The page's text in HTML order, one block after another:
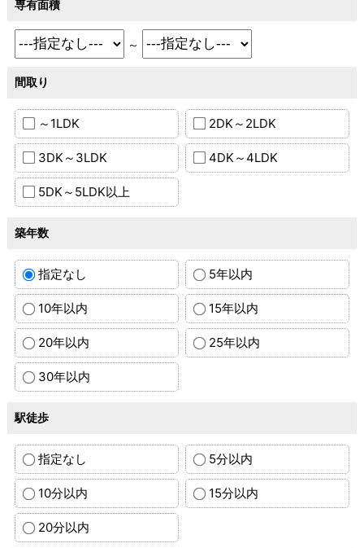
専有面積
～
間取り
～1LDK 2DK～2LDK
3DK～3LDK 4DK～4LDK
5DK～5LDK以上
築年数
指定なし 5年以内
10年以内 15年以内
20年以内 25年以内
30年以内
駅徒歩
指定なし 5分以内
10分以内 15分以内
20分以内